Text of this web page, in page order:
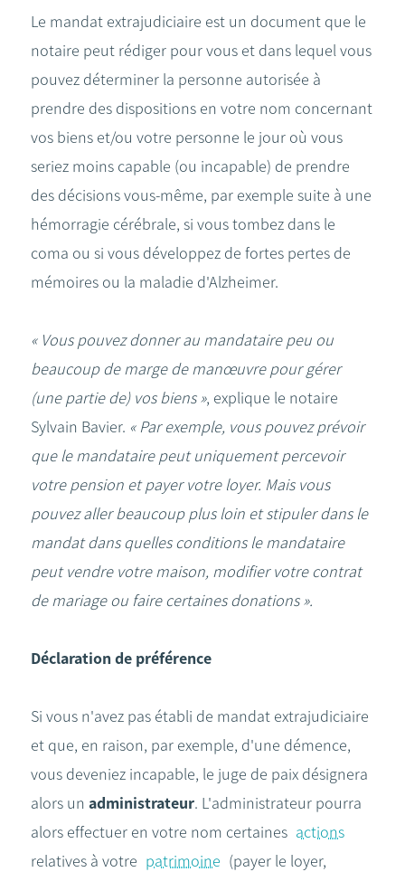
Le mandat extrajudiciaire est un document que le
notaire peut rédiger pour vous et dans lequel vous
pouvez déterminer la personne autorisée à
prendre des dispositions en votre nom concernant
vos biens et/ou votre personne le jour où vous
seriez moins capable (ou incapable) de prendre
des décisions vous-même, par exemple suite à une
hémorragie cérébrale, si vous tombez dans le
coma ou si vous développez de fortes pertes de
mémoires ou la maladie d'Alzheimer.
« Vous pouvez donner au mandataire peu ou
beaucoup de marge de manœuvre pour gérer
(une partie de) vos biens », explique le notaire
Sylvain Bavier. « Par exemple, vous pouvez prévoir
que le mandataire peut uniquement percevoir
votre pension et payer votre loyer. Mais vous
pouvez aller beaucoup plus loin et stipuler dans le
mandat dans quelles conditions le mandataire
peut vendre votre maison, modifier votre contrat
de mariage ou faire certaines donations ».
Déclaration de préférence
Si vous n'avez pas établi de mandat extrajudiciaire
et que, en raison, par exemple, d'une démence,
vous deveniez incapable, le juge de paix désignera
alors un administrateur. L'administrateur pourra
alors effectuer en votre nom certaines actions
relatives à votre patrimoine (payer le loyer,